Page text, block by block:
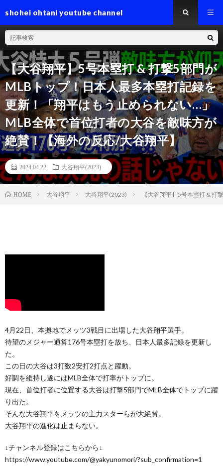
shohei ohtani youtube channel
【大谷翔平】5号本塁打 & 打撃5部門が
MLBトップ！日本人最多本塁打記録を
更新！「翔平はもう止められない…」
MLB全体で首位打者の大谷を敵味方が
絶賛！【海外の反応/大谷翔平】
2024.04.22 大谷翔平(2023)
HOME 大谷翔平 大谷翔平(2023) 【大谷翔平】5号本塁打 &
4月22日、本拠地でメッツ3戦目に出場した大谷翔平選手。
待望のメジャー通算176号本塁打を放ち、日本人最多記録を更新し
た。
この日の大谷は3打数2安打2打点と躍動。
好調を維持し遂にはMLB全体で打率がトップに。
現在、首位打者に位置する大谷は打撃5部門でMLB全体でトップに躍
り出た。
そんな大谷翔平をメッツの主力スターらが大絶賛。
大谷翔平の進化は止まらない。
↓チャンネル登録はこちらから↓
https://www.youtube.com/@yakyunomori/?sub_confirmation=1